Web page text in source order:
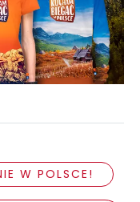
W POLSCE!